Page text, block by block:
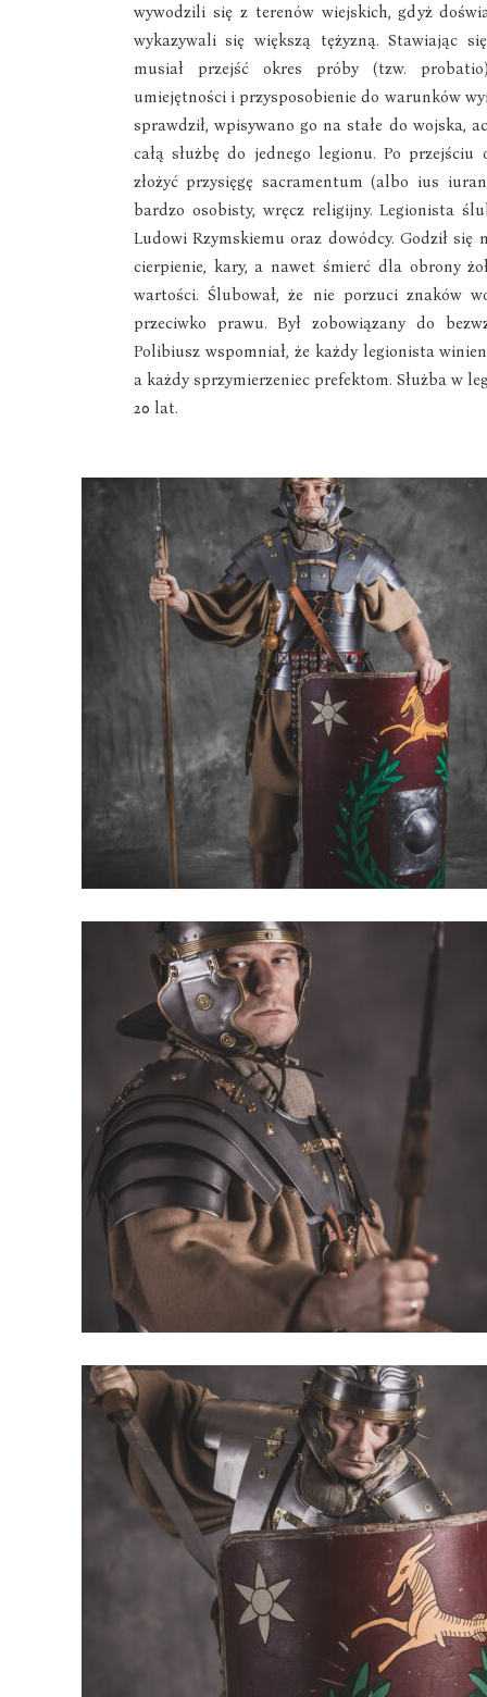
wywodzili się z terenów wiejskich, gdyż
wykazywali się większą tężyzną. Stawiając
musiał przejść okres próby (tzw.
umiejętności i przysposobienie do warunków
sprawdził, wpisywano go na stałe do wojska,
całą służbę do jednego legionu. Po przejściu
złożyć przysięgę sacramentum (albo ius
bardzo osobisty, wręcz religijny. Legionista
Ludowi Rzymskiemu oraz dowódcy. Godził się
cierpienie, kary, a nawet śmierć dla obrony
wartości. Ślubował, że nie porzuci znaków
przeciwko prawu. Był zobowiązany do
Polibiusz wspomniał, że każdy legionista
a każdy sprzymierzeniec prefektom. Służba w
20 lat.